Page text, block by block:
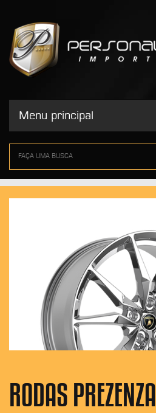
Menu principal
RODAS PREZENZA